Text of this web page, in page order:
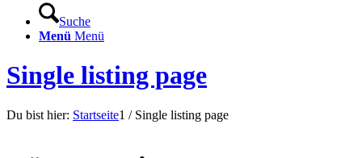
Suche
Menü Menü
Single listing page
Du bist hier: Startseite1 / Single listing page